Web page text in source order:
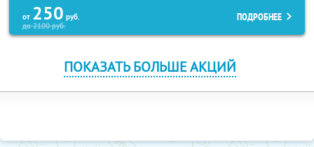
от 250 руб.
до2100руб.
ПОДРОБНЕЕ
ПОКАЗАТЬ БОЛЬШЕ АКЦИЙ